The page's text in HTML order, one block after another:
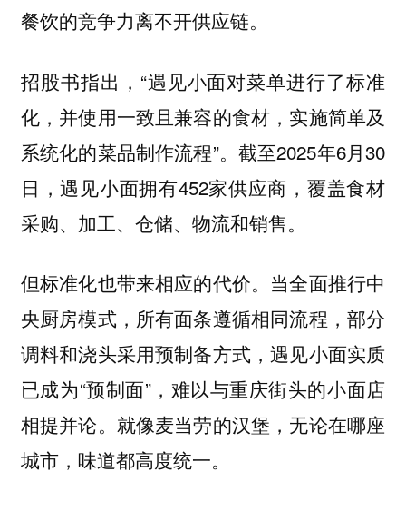
餐饮的竞争力离不开供应链。
招股书指出，“遇见小面对菜单进行了标准
化，并使用一致且兼容的食材，实施简单及
系统化的菜品制作流程”。截至2025年6月30
日，遇见小面拥有452家供应商，覆盖食材
采购、加工、仓储、物流和销售。
但标准化也带来相应的代价。当全面推行中
央厨房模式，所有面条遵循相同流程，部分
调料和浇头采用预制备方式，遇见小面实质
已成为“预制面”，难以与重庆街头的小面店
相提并论。就像麦当劳的汉堡，无论在哪座
城市，味道都高度统一。